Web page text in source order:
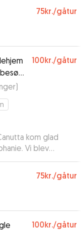
om han nok gerne
😀 så 5 + stjerner,
75kr./gåtur
100kr./gåtur
)
Vi blev
hvordan det gik
billeder og
med at Canutta
så at se hende så
igen en anden
75kr./gåtur
100kr./gåtur